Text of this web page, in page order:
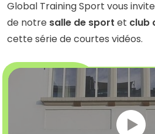
Global Training Sport vous
de notresalle de sportet club
cette série de courtes vidéos.